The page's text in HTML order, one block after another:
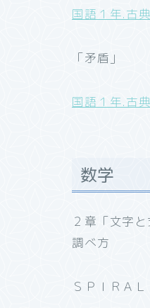
国語１年.古
「矛盾」
国語１年.古
数学
２章「文字
調べ方
ＳＰＩＲＡ